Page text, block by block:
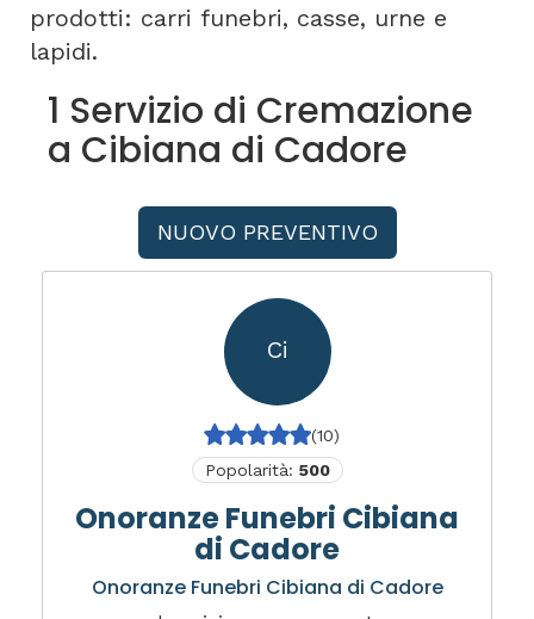
prodotti: carri funebri, casse, urne e
lapidi.
1 Servizio di Cremazione
a Cibiana di Cadore
NUOVO PREVENTIVO
Ci
(10)
Popolarità: 500
Onoranze Funebri Cibiana
di Cadore
Onoranze Funebri Cibiana di Cadore